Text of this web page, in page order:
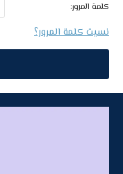
كلمة المرور:
نسيت كلمة المرور؟